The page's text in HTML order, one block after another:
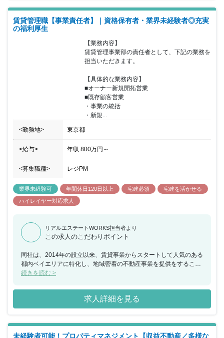
いと考えております。また、給与面や休暇、充実の福利厚生など働
きやすい環境も整っており、転職による環境改善やキャリアアップ
を目指している方にとって魅力的な環境です。
賃貸管理職【事業責任者】｜資格保有者・業界未経験者◎充実
の福利厚生
【業務内容】
賃貸管理事業部の責任者として、下記の業務を
担当いただきます。
【具体的な業務内容】
■オーナー新規開拓営業
■既存顧客営業
・事業の統括
・新規...
<勤務地> 東京都
<給与> 年収 800万円 ～
<募集職種> レジPM
業界未経験可 年間休日120日以上 宅建必須
宅建を活かせる
ハイレイヤー対応求人
リアルエステートWORKS担当者より
この求人のこだわりポイント
同社は、2014年の設立以来、賃貸事業からスタートして人気のある
都内ベイエリアに特化し、地域密着の不動産事業を提供をすること
で成長してまいりました。多種多様な商材を扱える『総合不動産』
ティ）など事業を多角化し、売上は8年連続で上昇中です。今回、
賃貸管理事業部の事業責任者として不動産業界内外で活躍された経
験豊富な方を採用いたします。また、給与面や休暇、充実の福利厚
アアップを目指している方にとって魅力的な環境です。
続きを読む >
求人詳細を見る
未経験者可能！プロパティマネジメント【収益不動産／多様な